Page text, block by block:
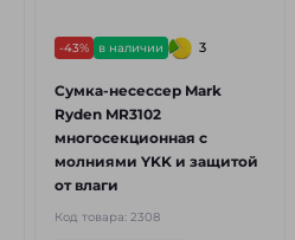
-43% в наличии 3
Сумка-несессер Mark
Ryden MR3102
многосекционная с
молниями YKK и защитой
от влаги
Код товара: 2308